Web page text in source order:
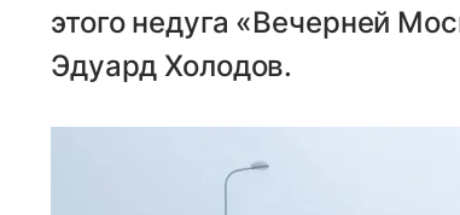
этого недуга «Вечерней
Эдуард Холодов.